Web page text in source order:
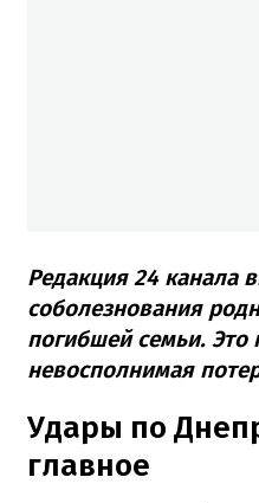
Редакция 24 канала
соболезнования
погибшей семьи.
невосполнимая
Удары по
главное